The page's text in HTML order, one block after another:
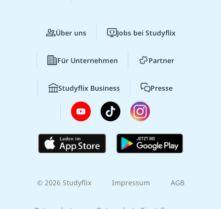
Über uns Jobs bei Studyflix
Für Unternehmen Partner
Studyflix Business Presse
© 2026 Studyflix Impressum AGB